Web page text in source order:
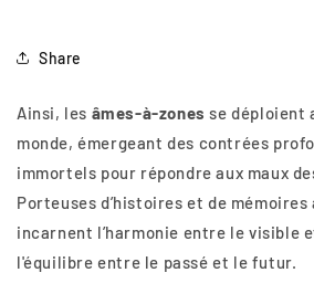
Share
Ainsi, les âmes-à-zones se déploient
monde, émergeant des contrées
immortels pour répondre aux maux
Porteuses d’histoires et de
incarnent l’harmonie entre le visible
l'équilibre entre le passé et le futur.